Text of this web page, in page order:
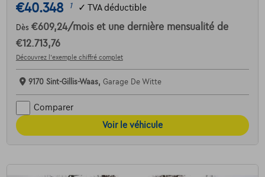
€40.348 1 ✓ TVA déductible
Dès €609,24/mois et une dernière mensualité de
€12.713,76
Découvrez l’exemple chiffré complet
9170 Sint-Gillis-Waas, Garage De Witte
Comparer
Voir le véhicule